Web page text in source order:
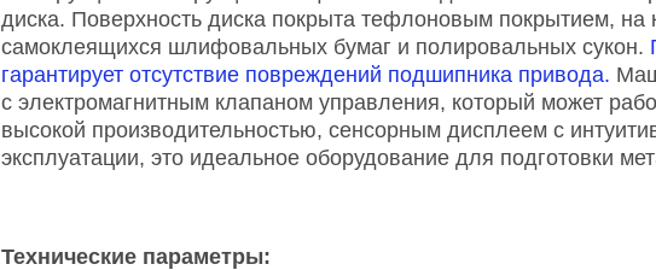
диска. Поверхность диска покрыта тефлоновым покрытием, на
самоклеящихся шлифовальных бумаг и полировальных сукон.
гарантирует отсутствие повреждений подшипника привода.
с электромагнитным клапаном управления, который может
высокой производительностью, сенсорным дисплеем с
эксплуатации, это идеальное оборудование для подготовки
Технические параметры: